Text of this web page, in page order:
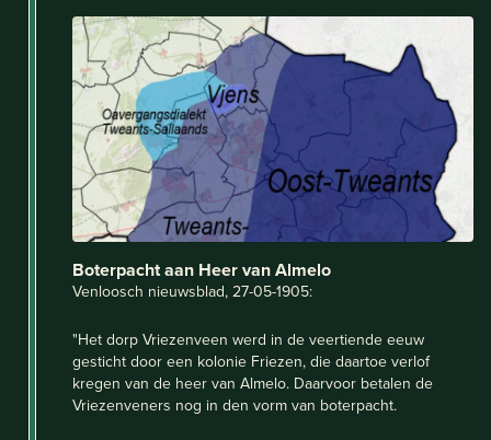
Boterpacht aan Heer van Almelo
Venloosch nieuwsblad, 27-05-1905:
"Het dorp Vriezenveen werd in de veertiende eeuw
gesticht door een kolonie Friezen, die daartoe verlof
kregen van de heer van Almelo. Daarvoor betalen de
Vriezenveners nog in den vorm van boterpacht.